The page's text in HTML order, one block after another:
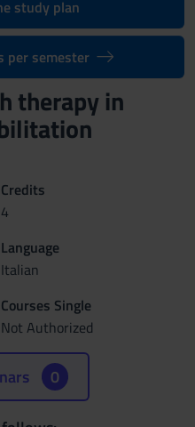
study plan
per semester
therapy in
Credits
4
Language
Italian
Courses Single
Not Authorized
0